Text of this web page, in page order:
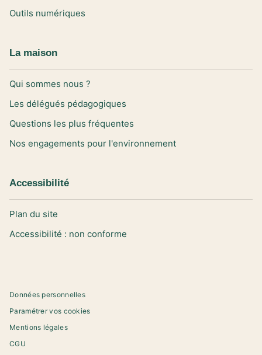
Outils numériques
La maison
Qui sommes nous ?
Les délégués pédagogiques
Questions les plus fréquentes
Nos engagements pour l'environnement
Accessibilité
Plan du site
Accessibilité : non conforme
Données personnelles
Paramétrer vos cookies
Mentions légales
CGU